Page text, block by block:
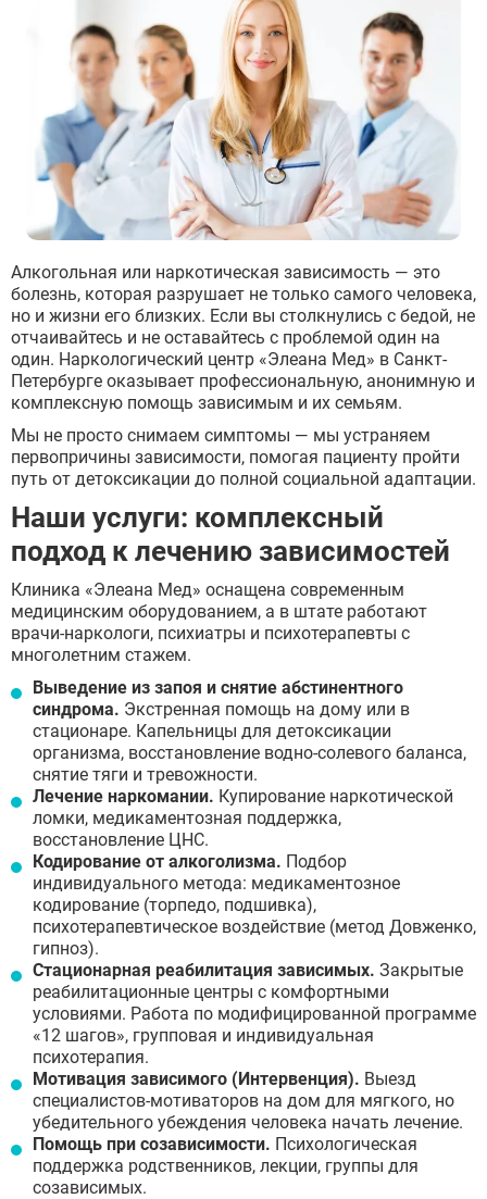
Алкогольная или наркотическая зависимость — это
болезнь, которая разрушает не только самого человека,
но и жизни его близких. Если вы столкнулись с бедой, не
отчаивайтесь и не оставайтесь с проблемой один на
один. Наркологический центр «Элеана Мед» в Санкт-
Петербурге оказывает профессиональную, анонимную и
комплексную помощь зависимым и их семьям.
Мы не просто снимаем симптомы — мы устраняем
первопричины зависимости, помогая пациенту пройти
путь от детоксикации до полной социальной адаптации.
Наши услуги: комплексный
подход к лечению зависимостей
Клиника «Элеана Мед» оснащена современным
медицинским оборудованием, а в штате работают
врачи-наркологи, психиатры и психотерапевты с
многолетним стажем.
Выведение из запоя и снятие абстинентного
синдрома. Экстренная помощь на дому или в
стационаре. Капельницы для детоксикации
организма, восстановление водно-солевого баланса,
снятие тяги и тревожности.
Лечение наркомании. Купирование наркотической
ломки, медикаментозная поддержка,
восстановление ЦНС.
Кодирование от алкоголизма. Подбор
индивидуального метода: медикаментозное
кодирование (торпедо, подшивка),
психотерапевтическое воздействие (метод Довженко,
гипноз).
Стационарная реабилитация зависимых. Закрытые
реабилитационные центры с комфортными
условиями. Работа по модифицированной программе
«12 шагов», групповая и индивидуальная
психотерапия.
Мотивация зависимого (Интервенция). Выезд
специалистов-мотиваторов на дом для мягкого, но
убедительного убеждения человека начать лечение.
Помощь при созависимости. Психологическая
поддержка родственников, лекции, группы для
созависимых.